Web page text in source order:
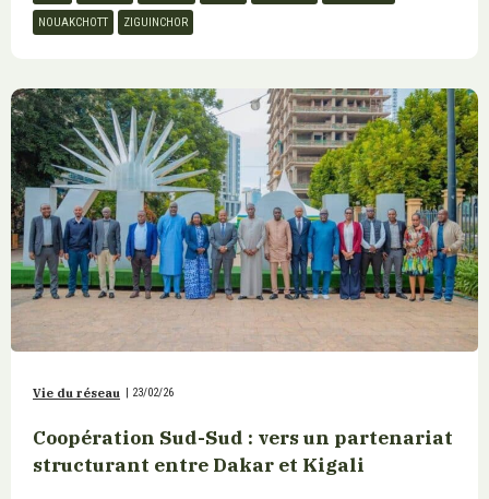
NOUAKCHOTT ZIGUINCHOR
Vie du réseau | 23/02/26
Coopération Sud-Sud : vers un partenariat
structurant entre Dakar et Kigali